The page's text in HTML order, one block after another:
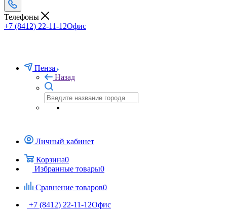
Телефоны
+7 (8412) 22-11-12Офис
Пенза
Назад
Личный кабинет
Корзина0
Избранные товары0
Сравнение товаров0
+7 (8412) 22-11-12Офис